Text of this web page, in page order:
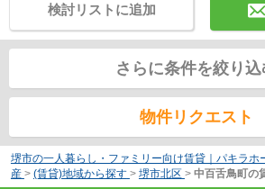
検討リストに追加
さらに条件を絞り込
物件リクエスト
堺市の一人暮らし・ファミリー向け賃貸｜パキラ
産 > (賃貸)地域から探す > 堺市北区 > 中百舌鳥町の